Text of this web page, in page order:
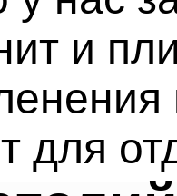
и
для